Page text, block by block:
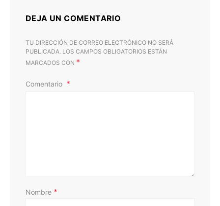
DEJA UN COMENTARIO
TU DIRECCIÓN DE CORREO ELECTRÓNICO NO SERÁ
PUBLICADA. LOS CAMPOS OBLIGATORIOS ESTÁN
MARCADOS CON *
Comentario
Nombre *